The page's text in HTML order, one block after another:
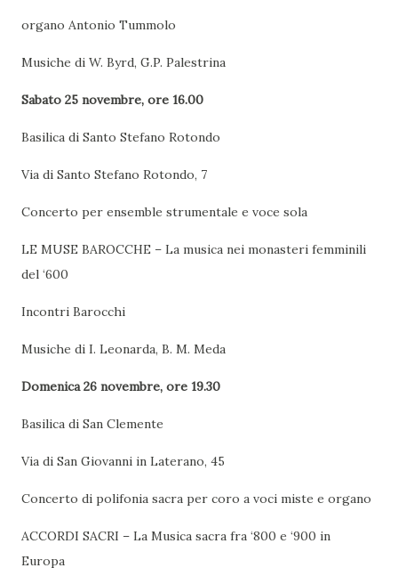
organo Antonio Tummolo
Musiche di W. Byrd, G.P. Palestrina
Sabato 25 novembre, ore 16.00
Basilica di Santo Stefano Rotondo
Via di Santo Stefano Rotondo, 7
Concerto per ensemble strumentale e voce sola
LE MUSE BAROCCHE – La musica nei monasteri femminili
del ‘600
Incontri Barocchi
Musiche di I. Leonarda, B. M. Meda
Domenica 26 novembre, ore 19.30
Basilica di San Clemente
Via di San Giovanni in Laterano, 45
Concerto di polifonia sacra per coro a voci miste e organo
ACCORDI SACRI – La Musica sacra fra ‘800 e ‘900 in
Europa